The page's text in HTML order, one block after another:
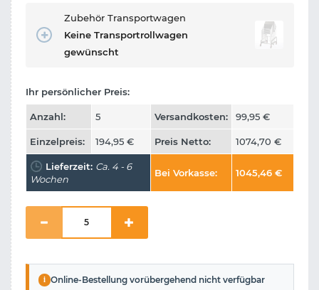
Zubehör Transportwagen
Keine Transportrollwagen
gewünscht
Ihr persönlicher Preis:
Anzahl: 5 Versandkosten: 99,95 €
Einzelpreis: 194,95 € Preis Netto: 1074,70 €
Lieferzeit: Ca. 4 - 6
Wochen
Bei Vorkasse: 1045,46 €
i Online-Bestellung vorübergehend nicht verfügbar